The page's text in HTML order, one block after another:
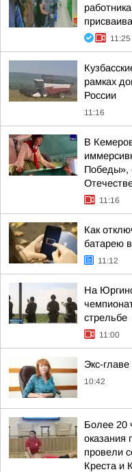
11:25
рамках
России
11:16
В
Победы»,
11:16
Как
батарею
11:12
На
стрельбе
11:00
Экс-главе
10:42
Более 20
оказания
провели
Креста и